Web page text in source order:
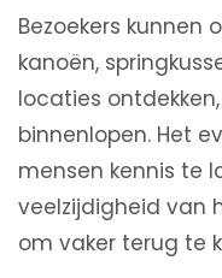
Bezoekers kunnen
kanoën,
locaties
binnenlopen. Het
mensen kennis te
veelzijdigheid van
om vaker terug te